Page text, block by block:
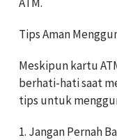
Tips Aman
Meskipun kartu
berhati-hati saat
tips untuk
1. Jangan Pernah